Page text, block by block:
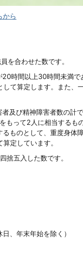
から
を合わせた数です。
時間以上30時間未満
て算定します。また、
及び精神障害者数の計
もって2人に相当するも
ものとして、重度身体
定しています。
捨五入した数です。
、年末年始を除く）